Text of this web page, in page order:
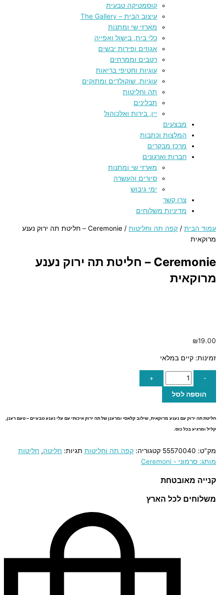
קוסמטיקה טבעית
עיצוב הבית – The Gallery
מארזי שי ומתנות
כלי בית, בישול ואפייה
אגוזים ופירות יבשים
רטבים וממרחים
עוגיות וחטיפי בריאות
עוגיות, שוקולדים ומתוקים
תה וחליטות
תבלינים
יין, בירות ואלכוהול
מבצעים
המלצות וכתבות
מרכז מבקרים
חברות וארגונים
מארזי שי ומתנות
סיורים והעשרה
ימי גיבוש
צרו קשר
מדיניות משלוחים
עמוד הבית / קפה תה וחליטות
/ Ceremonie – חליטת תה ירוק נענע
מרוקאית
Ceremonie – חליטת תה ירוק נענע
מרוקאית
₪19.00
זמינות: קיים במלאי
-
+
הוספה לסל
חליטת תה ירוק עם נענע מרוקאית, שילוב קלאסי ומרענן של תה ירוק איכותי עם עלי נענע טבעיים – טעם רענן,
קליל ומרגיע בכל כוס.
מק"ט: 55570040 קטגוריה: קפה תה וחליטות תגיות: חליטה, חליטות
מותג: סרמוני - Ceremoni
קנייה מאובטחת
משלוחים לכל הארץ